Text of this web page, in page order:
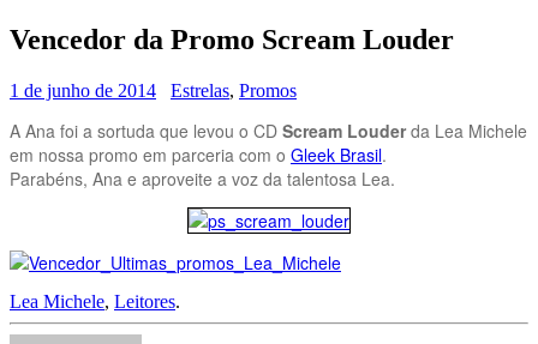
Vencedor da Promo Scream Louder
1 de junho de 2014 Estrelas, Promos
A Ana foi a sortuda que levou o CD Scream Louderda Lea Michele
em nossa promo em parceria com o Gleek Brasil.
Parabéns, Ana e aproveite a voz da talentosa Lea.
Lea Michele, Leitores.